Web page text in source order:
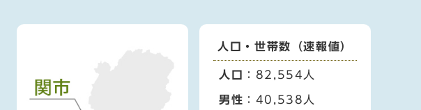
人口・世帯数（速報値）
人口 ：82,554人
男性 ：40,538人